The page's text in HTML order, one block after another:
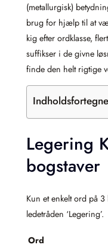
(metallurgisk)
brug for hjælp til at
kig efter ordklasse,
suffikser i de givne
finde den helt rigtige
Legering
bogstaver
Kun et enkelt ord på
ledetråden ‘Legering’.
Ord